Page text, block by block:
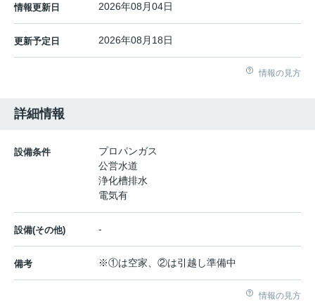
情報更新日 2026年08月04日
更新予定日 2026年08月18日
情報の見方
詳細情報
設備条件
プロパンガス
公営水道
浄化槽排水
電気有
設備(その他) -
備考 ※①は空家、②は引越し準備中
情報の見方